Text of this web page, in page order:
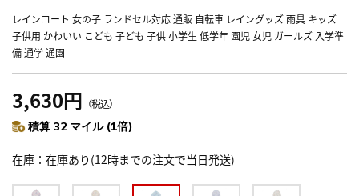
レインコート 女の子 ランドセル対応 通販 自転車 レイングッズ 雨具 キッズ
子供用 かわいい こども 子ども 子供 小学生 低学年 園児 女児 ガールズ 入学準
備 通学 通園
3,630円 （税込）
積算 32 マイル (1倍)
在庫 在庫あり(12時までの注文で当日発送)